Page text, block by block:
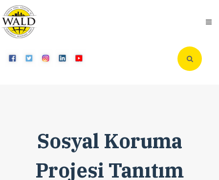
Sosyal Koruma
Projesi Tanıtım